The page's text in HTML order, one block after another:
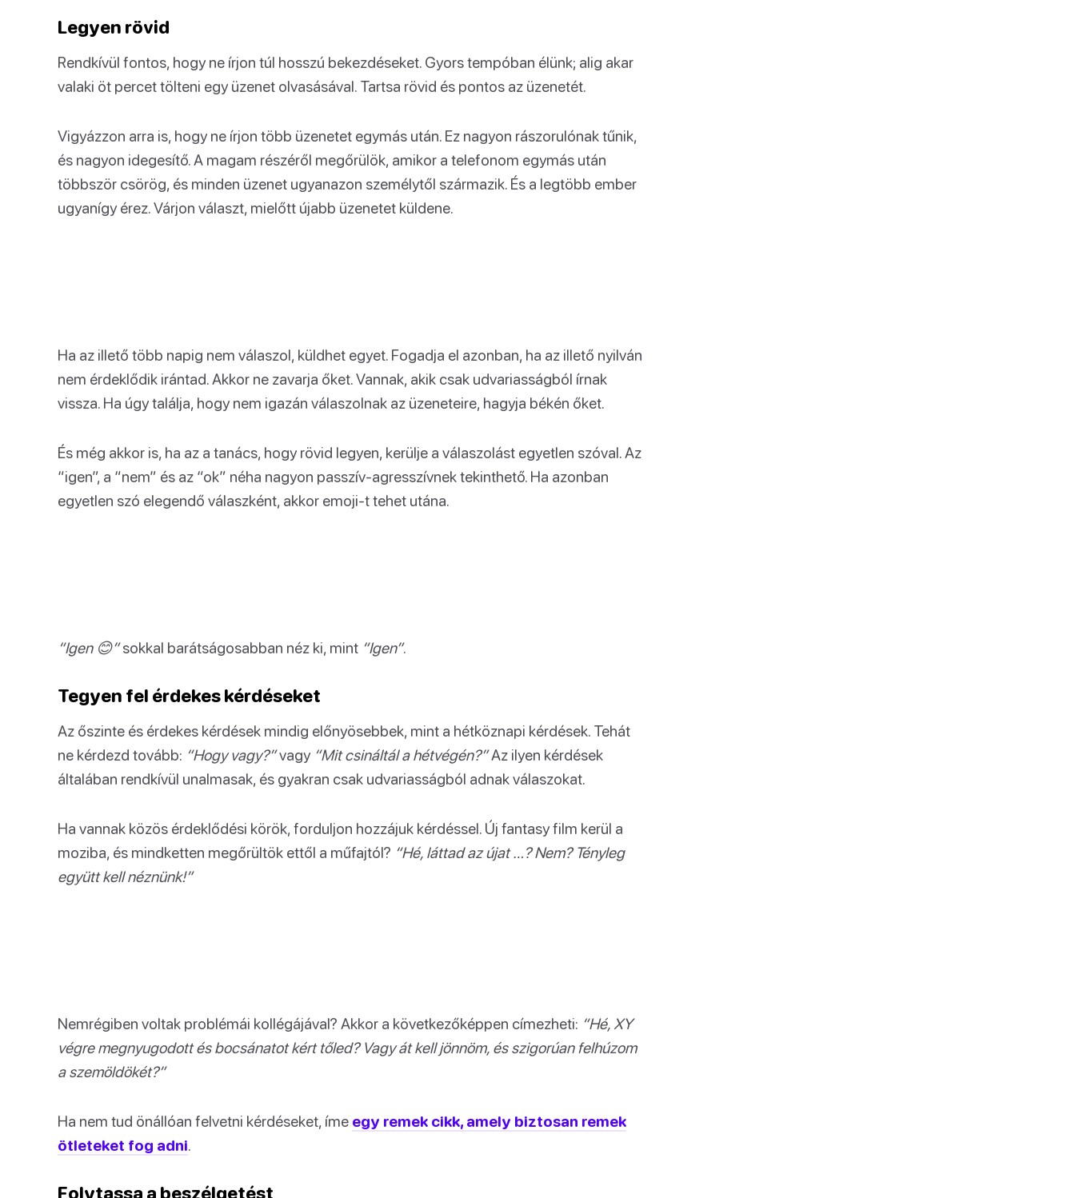
Legyen rövid
Rendkívül fontos, hogy ne írjon túl hosszú bekezdéseket. Gyors tempóban élünk; alig akar
valaki öt percet tölteni egy üzenet olvasásával. Tartsa rövid és pontos az üzenetét.
Vigyázzon arra is, hogy ne írjon több üzenetet egymás után. Ez nagyon rászorulónak tűnik,
és nagyon idegesítő. A magam részéről megőrülök, amikor a telefonom egymás után
többször csörög, és minden üzenet ugyanazon személytől származik. És a legtöbb ember
ugyanígy érez. Várjon választ, mielőtt újabb üzenetet küldene.
Ha az illető több napig nem válaszol, küldhet egyet. Fogadja el azonban, ha az illető nyilván
nem érdeklődik irántad. Akkor ne zavarja őket. Vannak, akik csak udvariasságból írnak
vissza. Ha úgy találja, hogy nem igazán válaszolnak az üzeneteire, hagyja békén őket.
És még akkor is, ha az a tanács, hogy rövid legyen, kerülje a válaszolást egyetlen szóval. Az
“igen”, a “nem” és az “ok” néha nagyon passzív-agresszívnek tekinthető. Ha azonban
egyetlen szó elegendő válaszként, akkor emoji-t tehet utána.
“Igen 😊”sokkal barátságosabban néz ki, mint “Igen”.
Tegyen fel érdekes kérdéseket
Az őszinte és érdekes kérdések mindig előnyösebbek, mint a hétköznapi kérdések. Tehát
ne kérdezd tovább: “Hogy vagy?”vagy “Mit csináltál a hétvégén?”Az ilyen kérdések
általában rendkívül unalmasak, és gyakran csak udvariasságból adnak válaszokat.
Ha vannak közös érdeklődési körök, forduljon hozzájuk kérdéssel. Új fantasy film kerül a
moziba, és mindketten megőrültök ettől a műfajtól? “Hé, láttad az újat …? Nem? Tényleg
együtt kell néznünk!”
Nemrégiben voltak problémái kollégájával? Akkor a következőképpen címezheti: “Hé, XY
végre megnyugodott és bocsánatot kért tőled? Vagy át kell jönnöm, és szigorúan felhúzom
a szemöldökét?”
Ha nem tud önállóan felvetni kérdéseket, íme egy remek cikk, amely biztosan remek
ötleteket fog adni.
Folytassa a beszélgetést